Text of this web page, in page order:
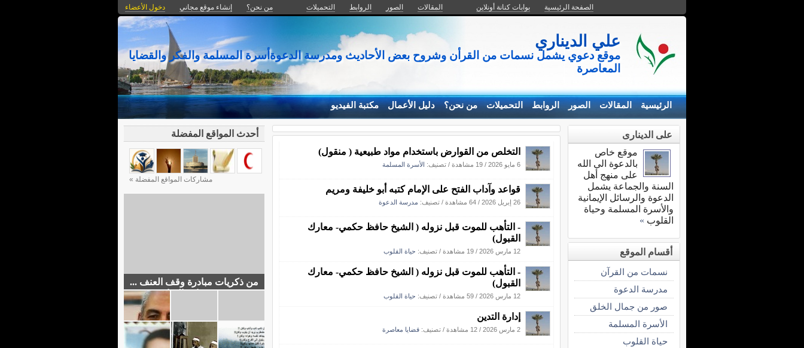
الصفحة الرئيسية بوابات كنانة أونلاين المقالات الصور الروابط التحميلات من نحن؟ إنشاء موقع مجاني دخول الأعضاء
علي الديناري
موقع دعوي يشمل نسمات من القرأن وشروح بعض الأحاديث ومدرسة الدعوةأسرة المسلمة والفكر والقضايا
المعاصرة
الرئيسية المقالات الصور الروابط التحميلات من نحن؟ دليل الأعمال مكتبة الفيديو
التخلص من القوارض باستخدام مواد طبيعية ( منقول)
6 مايو 2026 / 19 مشاهدة / تصنيف: الأسرة المسلمة
قواعد وآداب الفتح على الإمام كتبه أبو خليفة ومريم
26 إبريل 2026 / 64 مشاهدة / تصنيف: مدرسة الدعوة
- التأهب للموت قبل نزوله ( الشيخ حافظ حكمي- معارك
القبول)
12 مارس 2026 / 19 مشاهدة / تصنيف: حياة القلوب
- التأهب للموت قبل نزوله ( الشيخ حافظ حكمي- معارك
القبول)
12 مارس 2026 / 59 مشاهدة / تصنيف: حياة القلوب
إدارة التدين
2 مارس 2026 / 12 مشاهدة / تصنيف: قضايا معاصرة
على الدينارى
موقع خاص
بالدعوة الى الله
على منهج أهل
السنة والجماعة يشمل
الدعوة والرسائل الإيمانية
والأسرة المسلمة وحياة
القلوب »
أقسام الموقع
نسمات من القرآن
مدرسة الدعوة
صور من جمال الخلق
الأسرة المسلمة
حياة القلوب
أحدث المواقع المفضلة
مشاركات المواقع المفضلة »
من ذكريات مبادرة وقف العنف ...
(1) من دوافع المبادرة